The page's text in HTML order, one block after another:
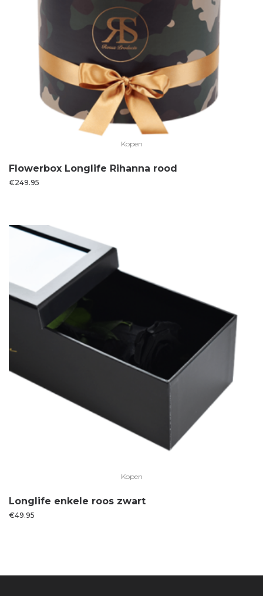
Kopen
Flowerbox Longlife Rihanna rood
€249.95
Kopen
Longlife enkele roos zwart
€49.95